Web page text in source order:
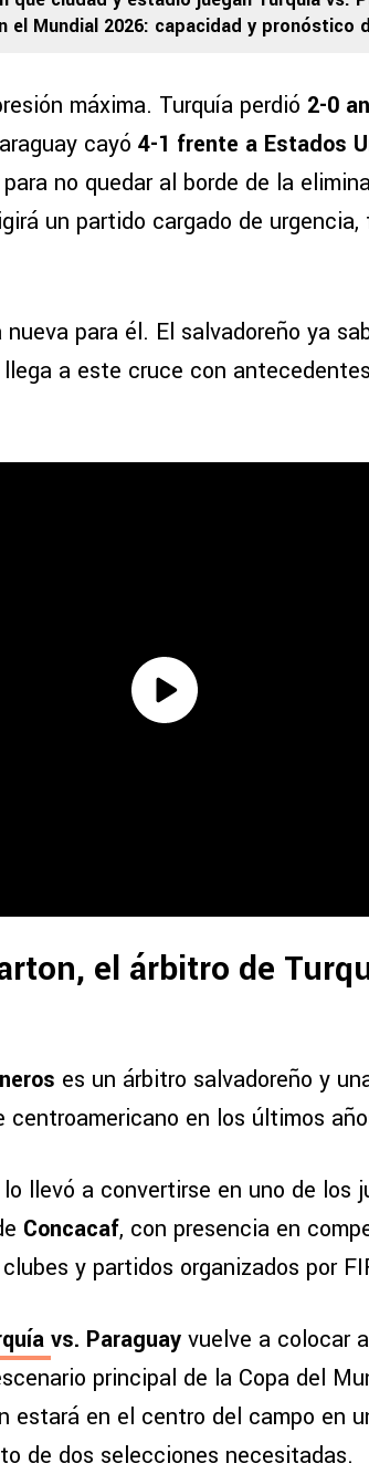
el Mundial 2026: capacidad y pronóstico
máxima. Turquía perdió 2-0
cayó 4-1 frente a Estados
no quedar al borde de la
un partido cargado de
para él. El salvadoreño ya
a este cruce con
el árbitro de
es un árbitro salvadoreño y
en los últimos
llevó a convertirse en uno de los
Concacaf, con presencia en
y partidos organizados por
vs. Paraguay vuelve a colocar
principal de la Copa del
estará en el centro del campo en
de dos selecciones necesitadas.